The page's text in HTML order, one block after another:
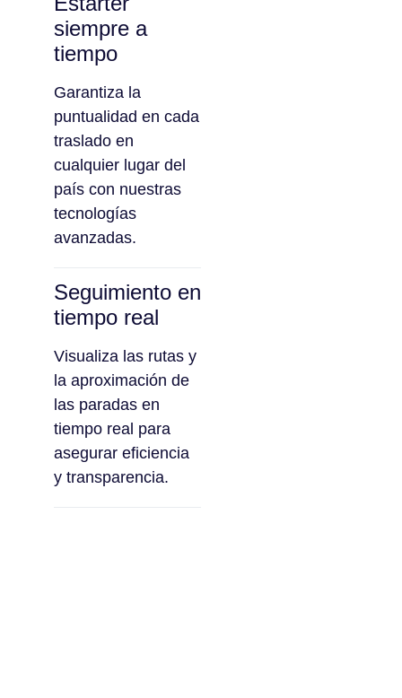
siempre a
tiempo
Garantiza la
puntualidad en cada
traslado en
cualquier lugar del
país con nuestras
tecnologías
avanzadas.
Seguimiento en
tiempo real
Visualiza las rutas y
la aproximación de
las paradas en
tiempo real para
asegurar eficiencia
y transparencia.